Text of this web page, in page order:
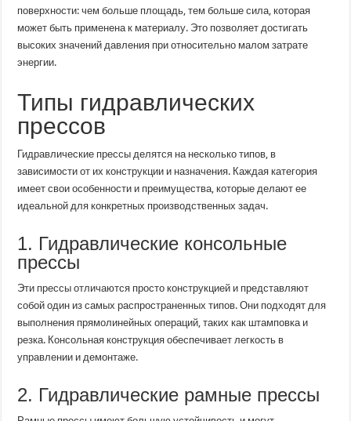
поверхности: чем больше площадь, тем больше сила, которая
может быть применена к материалу. Это позволяет достигать
высоких значений давления при относительно малом затрате
энергии.
Типы гидравлических
прессов
Гидравлические прессы делятся на несколько типов, в
зависимости от их конструкции и назначения. Каждая категория
имеет свои особенности и преимущества, которые делают ее
идеальной для конкретных производственных задач.
1. Гидравлические консольные
прессы
Эти прессы отличаются просто конструкцией и представляют
собой один из самых распространенных типов. Они подходят для
выполнения прямолинейных операций, таких как штамповка и
резка. Консольная конструкция обеспечивает легкость в
управлении и демонтаже.
2. Гидравлические рамные прессы